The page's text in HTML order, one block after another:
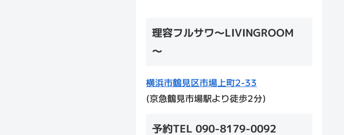
理容フルサワ～LIVINGROOM
～
横浜市鶴見区市場上町2-33
(京急鶴見市場駅より徒歩2分)
予約TEL 090-8179-0092